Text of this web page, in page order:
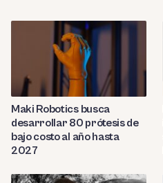
Maki Robotics busca
desarrollar 80 prótesis de
bajo costo al año hasta
2027